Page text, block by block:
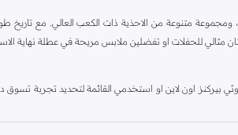
متنوعة من الاحذية ذات الكعب العالي. مع تاريخ
مثالي للحفلات او تفضلين ملابس مريحة في عطلة نهاية
اون لاين او استخدمي القائمة لتحديد تجربة تسوق